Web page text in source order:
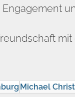
mit
Michael